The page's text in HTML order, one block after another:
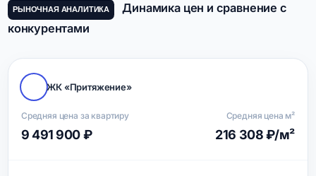
РЫНОЧНАЯ АНАЛИТИКА
Динамика цен и сравнение с
конкурентами
ЖК «Притяжение»
Средняя цена за квартиру
9 491 900 ₽
Средняя цена м²
216 308 ₽/м²